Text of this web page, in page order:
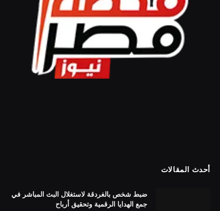
أحدث المقالات
ضبط شخص بالغردقة لاستغلال البث المباشر في
جمع الهدايا الرقمية وتحقيق أرباح